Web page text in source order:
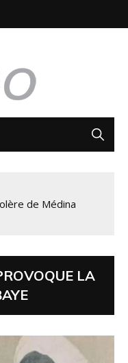
de Médina
LA